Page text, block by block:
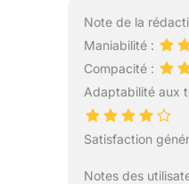
Note de la
Maniabilité :
Compacité :
Adaptabilité aux
Satisfaction
Notes des